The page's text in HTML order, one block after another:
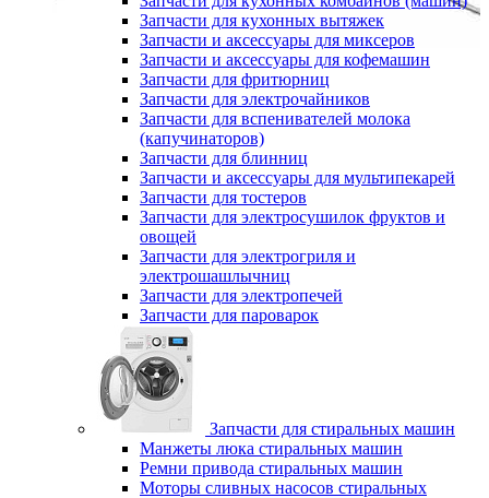
Запчасти для кухонных вытяжек
Запчасти и аксессуары для миксеров
Запчасти и аксессуары для кофемашин
Запчасти для фритюрниц
Запчасти для электрочайников
Запчасти для вспенивателей молока
(капучинаторов)
Запчасти для блинниц
Запчасти и аксессуары для мультипекарей
Запчасти для тостеров
Запчасти для электросушилок фруктов и
овощей
Запчасти для электрогриля и
электрошашлычниц
Запчасти для электропечей
Запчасти для пароварок
Запчасти для стиральных машин
Манжеты люка стиральных машин
Ремни привода стиральных машин
Моторы сливных насосов стиральных